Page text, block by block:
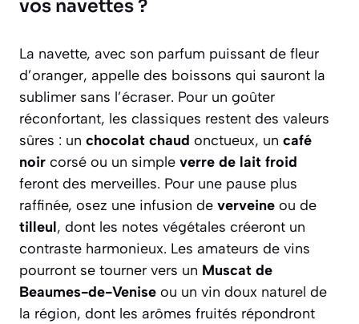
vos navettes ?
La navette, avec son parfum puissant de fleur
d’oranger, appelle des boissons qui sauront la
sublimer sans l’écraser. Pour un goûter
réconfortant, les classiques restent des valeurs
sûres : un chocolat chaud onctueux, un café
noir corsé ou un simple verre de lait froid
feront des merveilles. Pour une pause plus
raffinée, osez une infusion de verveine ou de
tilleul, dont les notes végétales créeront un
contraste harmonieux. Les amateurs de vins
pourront se tourner vers un Muscat de
Beaumes-de-Venise ou un vin doux naturel de
la région, dont les arômes fruités répondront